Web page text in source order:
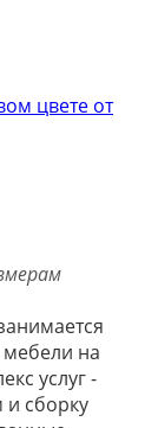
на
услуг -
и сборку